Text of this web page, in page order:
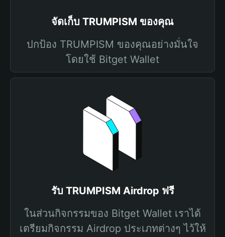
จัดเก็บ TRUMPISM ของคุณ
ปกป้อง TRUMPISM ของคุณอย่างมั่นใจ
โดยใช้ Bitget Wallet
รับ TRUMPISM Airdrop ฟรี
ในส่วนกิจกรรมของ Bitget Wallet เราได้
เตรียมกิจกรรม Airdrop ประเภทต่างๆ ไว้ให้